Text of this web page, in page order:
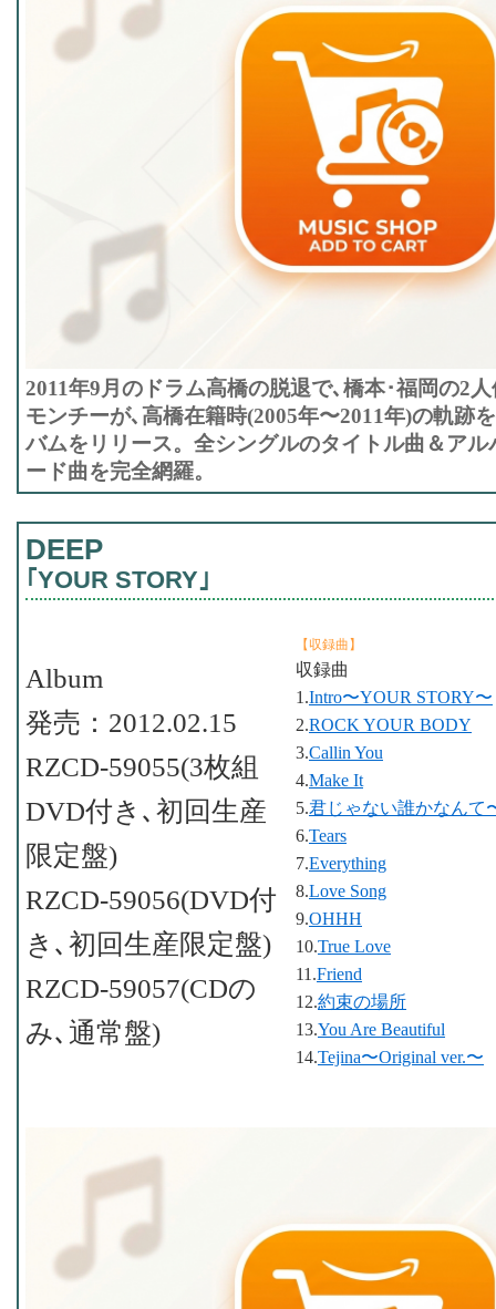
2011年9月のドラム高橋の脱退で､橋本･福岡の2
モンチーが､高橋在籍時(2005年〜2011年)の軌跡
バムをリリース。全シングルのタイトル曲＆ア
ード曲を完全網羅。
DEEP
｢YOUR STORY｣
【収録曲】
収録曲
1.Intro〜YOUR STORY〜
2.ROCK YOUR BODY
3.Callin You
4.Make It
5.君じゃない誰かなんて
6.Tears
7.Everything
8.Love Song
9.OHHH
10.True Love
11.Friend
12.約束の場所
13.You Are Beautiful
14.Tejina〜Original ver.〜
Album
発売：2012.02.15
RZCD-59055(3枚組
DVD付き､初回生産
限定盤)
RZCD-59056(DVD付
き､初回生産限定盤)
RZCD-59057(CDの
み､通常盤)